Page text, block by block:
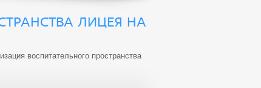
ЛИЦЕЯ НА
воспитательного пространства